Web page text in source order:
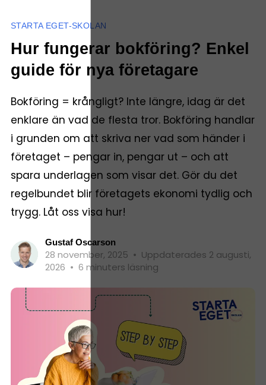
STARTA EGET-SKOLAN
Hur fungerar bokföring? Enkel
guide för nya företagare
Bokföring = krångligt? Inte längre, idag är det
enklare än vad de flesta tror. Bokföring handlar
i grunden om att skriva ner vad som händer i
företaget – pengar in, pengar ut – och att
spara underlagen som visar det. Gör du det
regelbundet blir företagets ekonomi tydlig och
trygg. Låt oss visa hur!
Gustaf Oscarson
28 november, 2025 • Uppdaterades 2 augusti,
2026 • 6 minuters läsning